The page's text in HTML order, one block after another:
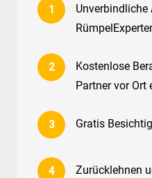
Unverbindliche
Kostenlose
Partner vor Ort
Gratis
Zurücklehnen